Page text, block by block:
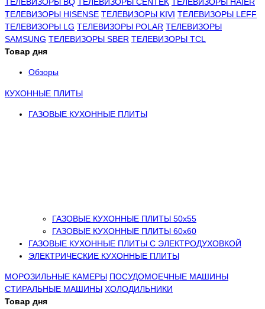
ТЕЛЕВИЗОРЫ HISENSE ТЕЛЕВИЗОРЫ KIVI ТЕЛЕВИЗОРЫ LEFF
ТЕЛЕВИЗОРЫ LG ТЕЛЕВИЗОРЫ POLAR ТЕЛЕВИЗОРЫ
SAMSUNG ТЕЛЕВИЗОРЫ SBER ТЕЛЕВИЗОРЫ TCL
Товар дня
Обзоры
КУХОННЫЕ ПЛИТЫ
ГАЗОВЫЕ КУХОННЫЕ ПЛИТЫ
ГАЗОВЫЕ КУХОННЫЕ ПЛИТЫ 50х55
ГАЗОВЫЕ КУХОННЫЕ ПЛИТЫ 60х60
ГАЗОВЫЕ КУХОННЫЕ ПЛИТЫ С ЭЛЕКТРОДУХОВКОЙ
ЭЛЕКТРИЧЕСКИЕ КУХОННЫЕ ПЛИТЫ
МОРОЗИЛЬНЫЕ КАМЕРЫ ПОСУДОМОЕЧНЫЕ МАШИНЫ
СТИРАЛЬНЫЕ МАШИНЫ ХОЛОДИЛЬНИКИ
Товар дня